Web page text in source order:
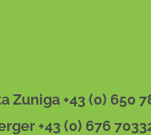
Zuniga +43 (0) 650
+43 (0) 676